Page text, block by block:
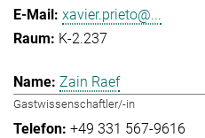
xavier.prieto@...
K-2.237
Zain Raef
Gastwissenschaftler/-in
+49 331 567-9616